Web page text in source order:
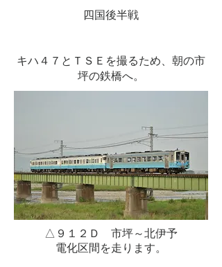
四国後半戦
キハ４７とＴＳＥを撮るため、朝の市
坪の鉄橋へ。
△９１２Ｄ 市坪～北伊予
電化区間を走ります。